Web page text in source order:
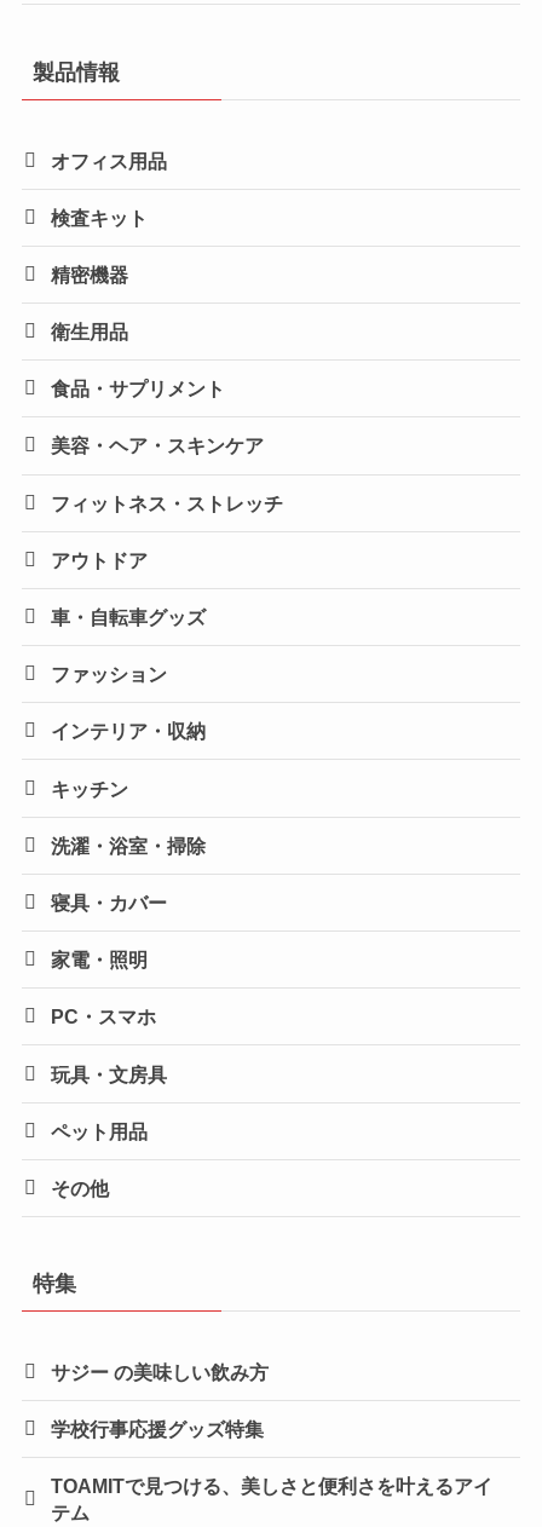
製品情報
オフィス用品
検査キット
精密機器
衛生用品
食品・サプリメント
美容・ヘア・スキンケア
フィットネス・ストレッチ
アウトドア
車・自転車グッズ
ファッション
インテリア・収納
キッチン
洗濯・浴室・掃除
寝具・カバー
家電・照明
PC・スマホ
玩具・文房具
ペット用品
その他
特集
サジー の美味しい飲み方
学校行事応援グッズ特集
TOAMITで見つける、美しさと便利さを叶えるアイ
テム